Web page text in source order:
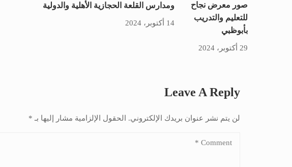
صور معرض نجاح
للتعليم والتدريب
بأبوظبي
29 أكتوبر، 2024
ومدارس القلعة الحجازية الأهلية والدولية
14 أكتوبر، 2024
Leave A Reply
لن يتم نشر عنوان بريدك الإلكتروني. الحقول الإلزامية مشار إليها بـ *